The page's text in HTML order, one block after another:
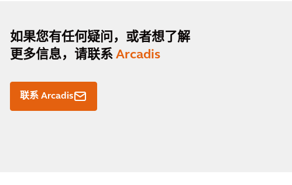
如果您有任何疑问，或者想了解
更多信息，请联系 Arcadis
联系 Arcadis